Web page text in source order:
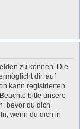
zu können. Die
dir, auf
kann registrierten
bitte unsere
bevor du dich
wenn du dich in